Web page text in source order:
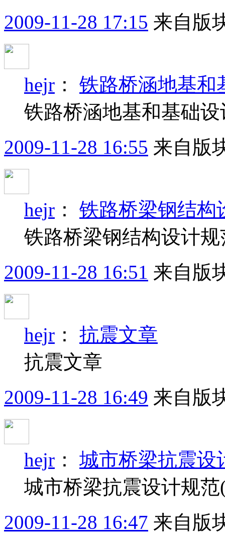
2009-11-28 17:15 来自版
hejr ： 铁路桥涵地基和
铁路桥涵地基和基础
2009-11-28 16:55 来自版
hejr ： 铁路桥梁钢结构
铁路桥梁钢结构设计规
2009-11-28 16:51 来自版
hejr ： 抗震文章
抗震文章
2009-11-28 16:49 来自版
hejr ： 城市桥梁抗震设
城市桥梁抗震设计规
2009-11-28 16:47 来自版